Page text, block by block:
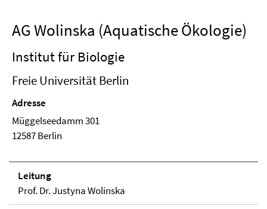
AG Wolinska (Aquatische Ökologie)
Institut für Biologie
Freie Universität Berlin
Adresse
Müggelseedamm 301
12587 Berlin
Lei­tung
Prof. Dr. Justyna Wolinska